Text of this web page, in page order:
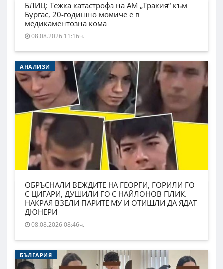
БЛИЦ: Тежка катастрофа на АМ „Тракия“ към
Бургас, 20-годишно момиче е в
медикаментозна кома
08.08.2026 11:16ч.
АНАЛИЗИ
ОБРЪСНАЛИ ВЕЖДИТЕ НА ГЕОРГИ, ГОРИЛИ ГО
С ЦИГАРИ, ДУШИЛИ ГО С НАЙЛОНОВ ПЛИК.
НАКРАЯ ВЗЕЛИ ПАРИТЕ МУ И ОТИШЛИ ДА ЯДАТ
ДЮНЕРИ
08.08.2026 08:46ч.
БЪЛГАРИЯ